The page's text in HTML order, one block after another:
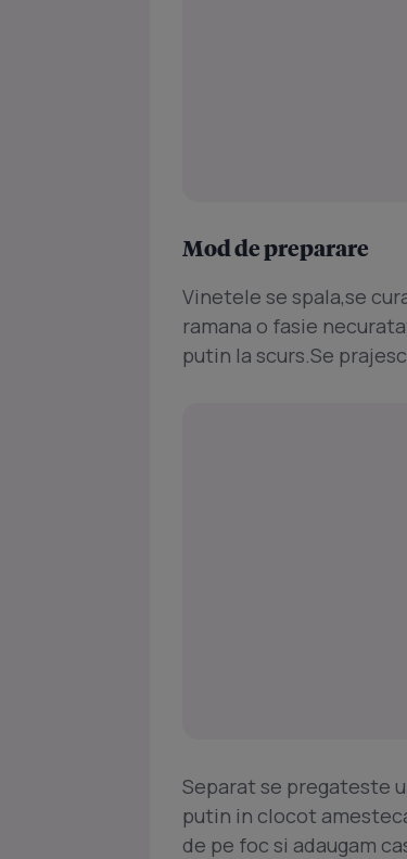
Mod de preparare
Vinetele se spala,se
ramana o fasie
putin la scurs.Se
Separat se pregateste
putin in clocot
de pe foc si adaugam